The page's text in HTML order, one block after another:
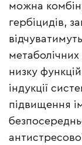
можна
гербіцидів,
низку
індукції
підвищення